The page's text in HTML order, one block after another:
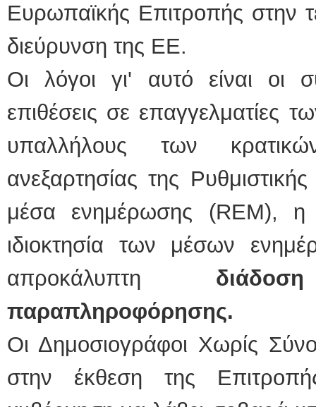
Ευρωπαϊκής Επιτροπής στην
διεύρυνση της ΕΕ.
Οι λόγοι γι' αυτό είναι οι
επιθέσεις σε
υπαλλήλους των
ανεξαρτησίας της
μέσα ενημέρωσης (REM), η
ιδιοκτησία των μέσων
απροκάλυπτη
παραπληροφόρησης.
Οι Δημοσιογράφοι Χωρίς
στην έκθεση της